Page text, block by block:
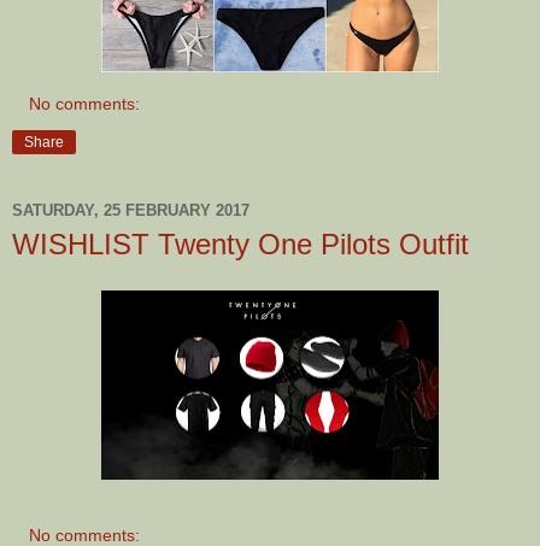
No comments:
Share
SATURDAY, 25 FEBRUARY 2017
WISHLIST Twenty One Pilots Outfit
No comments: